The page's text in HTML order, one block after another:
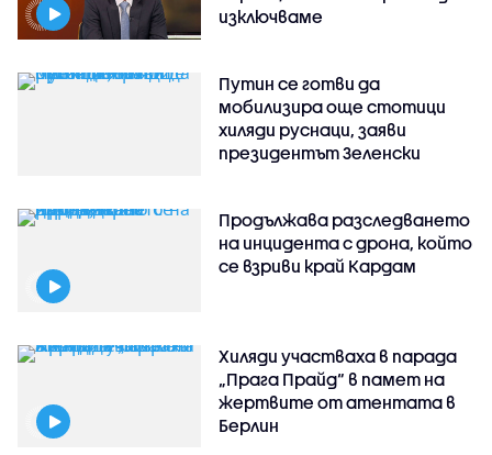
изключваме
Путин се готви да
мобилизира още стотици
хиляди руснаци, заяви
президентът Зеленски
Продължава разследването
на инцидента с дрона, който
се взриви край Кардам
Хиляди участваха в парада
„Прага Прайд“ в памет на
жертвите от атентата в
Берлин